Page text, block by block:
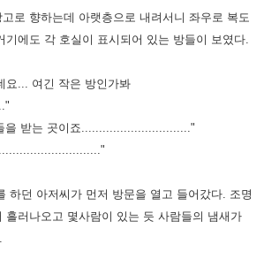
로 향하는데 아랫층으로 내려서니 좌우로 복도
기에도 각 호실이 표시되어 있는 방들이 보였다.
요... 여긴 작은 방인가봐
을 받는 곳이죠..............................."
하던 아저씨가 먼저 방문을 열고 들어갔다. 조명
흘러나오고 몇사람이 있는 듯 사람들의 냄새 가